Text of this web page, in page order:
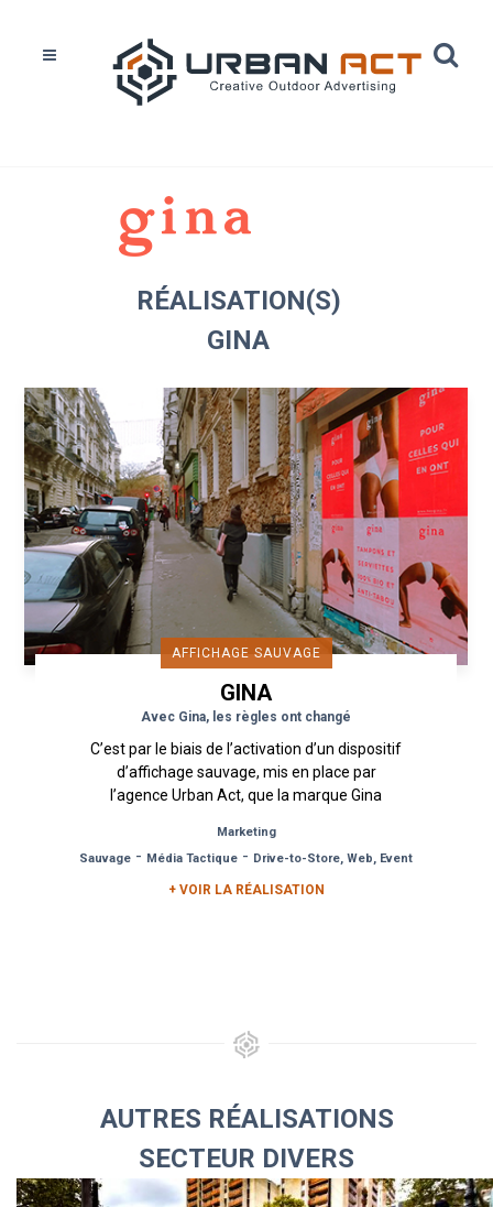
RÉALISATION(S)
GINA
AFFICHAGE SAUVAGE
GINA
Avec Gina, les règles ont changé
C’est par le biais de l’activation d’un dispositif
d’affichage sauvage, mis en place par
l’agence Urban Act, que la marque Gina
Marketing
Sauvage - Média Tactique - Drive-to-Store, Web, Event
+ VOIR LA RÉALISATION
AUTRES RÉALISATIONS
SECTEUR DIVERS